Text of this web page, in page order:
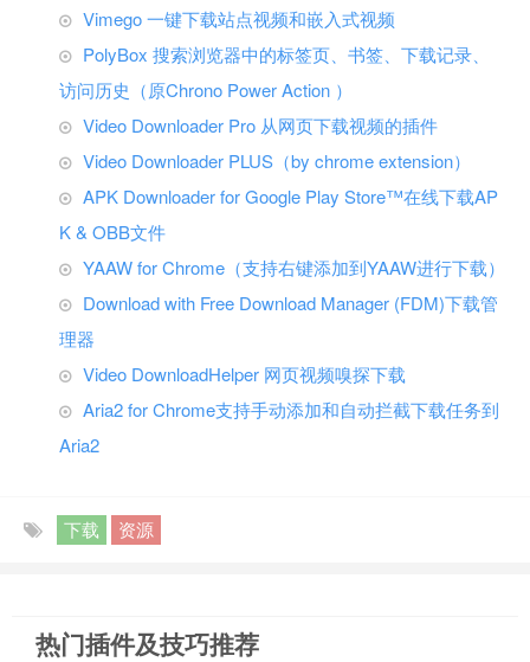
Vimego 一键下载站点视频和嵌入式视频
PolyBox 搜索浏览器中的标签页、书签、下载记录、
访问历史（原Chrono Power Action ）
Video Downloader Pro 从网页下载视频的插件
Video Downloader PLUS（by chrome extension）
APK Downloader for Google Play Store™在线下载AP
K & OBB文件
YAAW for Chrome（支持右键添加到YAAW进行下载）
Download with Free Download Manager (FDM)下载管
理器
Video DownloadHelper 网页视频嗅探下载
Aria2 for Chrome支持手动添加和自动拦截下载任务到
Aria2
下载 资源
热门插件及技巧推荐